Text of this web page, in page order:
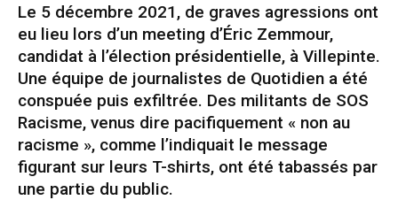
Le 5 décembre 2021, de graves agressions ont
eu lieu lors d’un meeting d’Éric Zemmour,
candidat à l’élection présidentielle, à Villepinte.
Une équipe de journalistes de Quotidien a été
conspuée puis exfiltrée. Des militants de SOS
Racisme, venus dire pacifiquement « non au
racisme », comme l’indiquait le message
figurant sur leurs T-shirts, ont été tabassés par
une partie du public.